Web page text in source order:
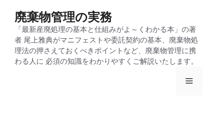
廃棄物管理の実務
「最新産廃処理の基本と仕組みがよ～くわかる本」の著
者 尾上雅典がマニフェストや委託契約の基本、廃棄物処
理法の押さえておくべきポイントなど、廃棄物管理に携
わる人に 必須の知識をわかりやすくご解説いたします。
メ